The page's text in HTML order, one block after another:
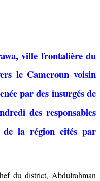
ville frontalière du
le Cameroun voisin
par des insurgés de
des responsables
de la région cités par
du district, Abdulrahman